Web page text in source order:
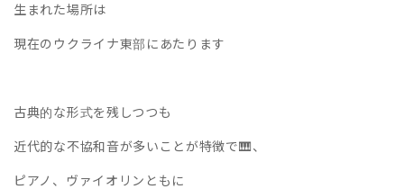
生まれた場所は
現在のウクライナ東部にあたります
古典的な形式を残しつつも
近代的な不協和音が多いことが特徴で🎹、
ピアノ、ヴァイオリンともに